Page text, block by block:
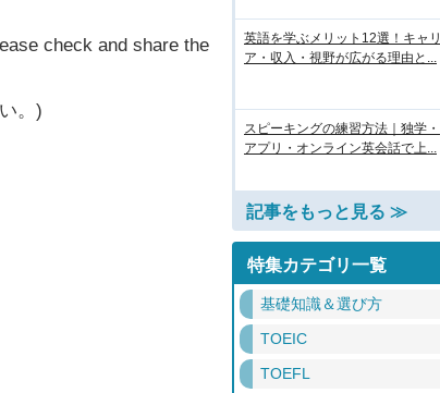
check and share the
。)
英語を学ぶメリット12選！キャリ
ア・収入・視野が広がる理由と...
スピーキングの練習方法｜独学・
アプリ・オンライン英会話で上...
記事をもっと見る ≫
特集カテゴリ一覧
基礎知識＆選び方
TOEIC
TOEFL